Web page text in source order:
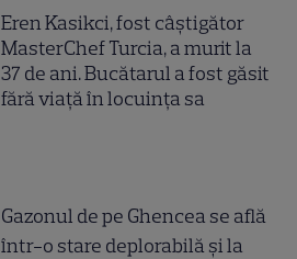
Eren Kasikci, fost câștigător
MasterChef Turcia, a murit la
37 de ani. Bucătarul a fost găsit
fără viață în locuința sa
Gazonul de pe Ghencea se află
într-o stare deplorabilă și la